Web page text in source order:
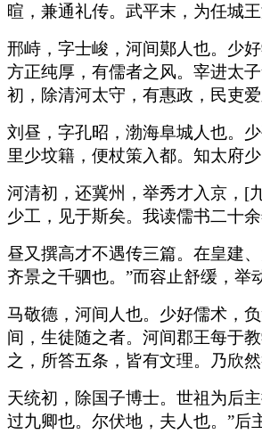
暄，兼通礼传。武平末，为任城
邢峙，字士峻，河间鄚人也。少
方正纯厚，有儒者之风。宰进太
初，除清河太守，有惠政，民吏
刘昼，字孔昭，渤海阜城人也。
里少坟籍，便杖策入都。知太府
河清初，还冀州，举秀才入京，[
少工，见于斯矣。我读儒书二十
昼又撰高才不遇传三篇。在皇建
齐景之千驷也。”而容止舒缓，举
马敬德，河间人也。少好儒术，
间，生徒随之者。河间郡王每于
之，所答五条，皆有文理。乃欣
天统初，除国子博士。世祖为后
过九卿也。尔伏地，夫人也。”后